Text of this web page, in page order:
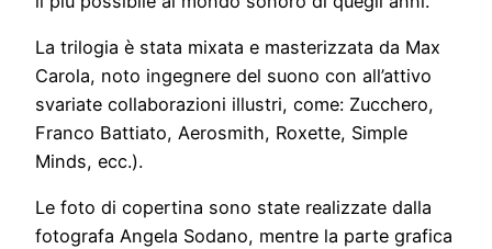
La trilogia è stata mixata e masterizzata da Max
Carola, noto ingegnere del suono con all’attivo
svariate collaborazioni illustri, come: Zucchero,
Franco Battiato, Aerosmith, Roxette, Simple
Minds, ecc.).
Le foto di copertina sono state realizzate dalla
fotografa Angela Sodano, mentre la parte grafica